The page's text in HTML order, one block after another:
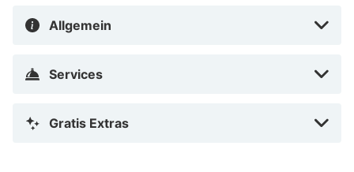
Allgemein
Services
Gratis Extras